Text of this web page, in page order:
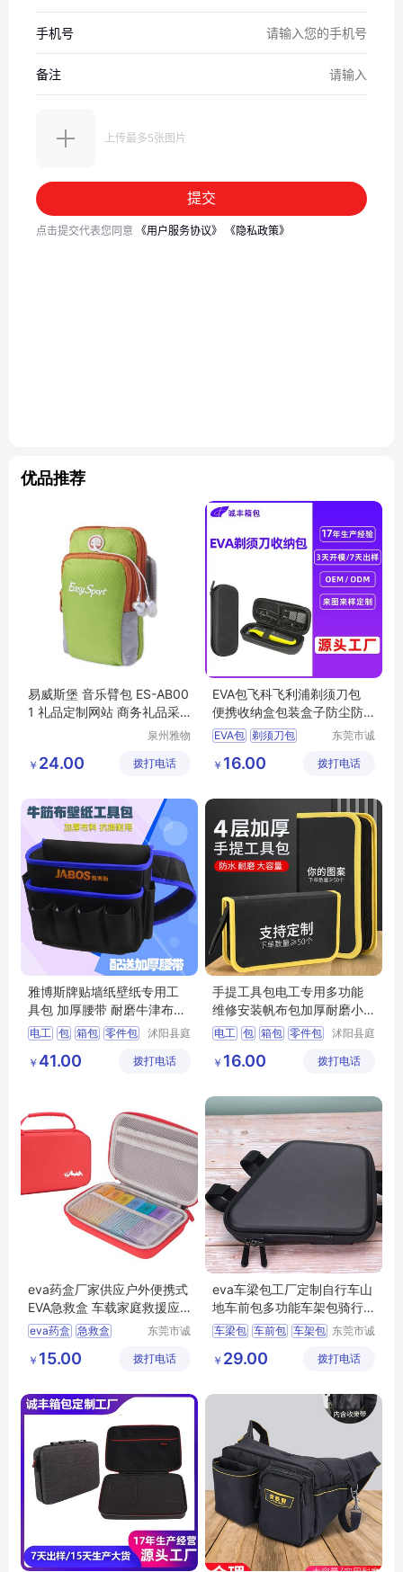
优品推荐
易威斯堡 音乐臂包 ES-AB00
1 礼品定制网站 商务礼品采
泉州雅物
公司
￥ 24.00 拨打电话
EVA包飞科飞利浦剃须刀包
便携收纳盒包装盒子防尘防
水收纳保护盒
EVA包 剃须刀包
东莞市诚
限公司
￥ 16.00 拨打电话
雅博斯牌贴墙纸壁纸专用工
具包 加厚腰带 耐磨牛津布多
功能腰包
电工 包 箱包 零件包
沭阳县庭
商务有限
￥ 41.00 拨打电话
手提工具包电工专用多功能
维修安装帆布包加厚耐磨小
型收纳包硬板
电工 包 箱包 零件包
沭阳县庭
商务有限
￥ 16.00 拨打电话
eva药盒厂家供应户外便携式
EVA急救盒 车载家庭救援应
急收纳包
eva药盒 急救盒
东莞市诚
限公司
￥ 15.00 拨打电话
eva车梁包工厂定制自行车山
地车前包多功能车架包骑行
装备上管包
车梁包 车前包 车架包 东莞市诚
限公司
￥ 29.00 拨打电话